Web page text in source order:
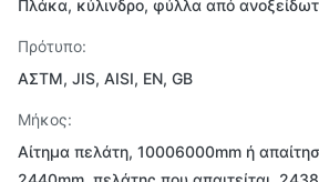
Πλάκα, κύλινδρο, φύλλα από
Πρότυπο:
ΑΣTM, JIS, AISI, EN, GB
Μήκος:
Αίτημα πελάτη, 10006000mm ή